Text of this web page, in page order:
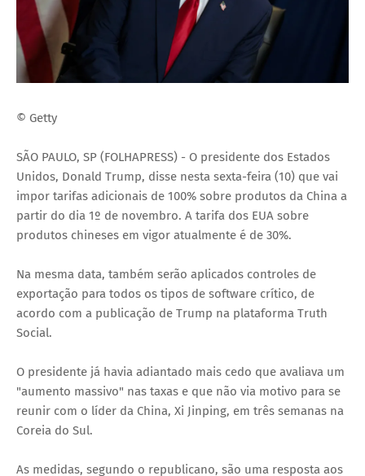
© Getty
SÃO PAULO, SP (FOLHAPRESS) - O presidente dos Estados
Unidos, Donald Trump, disse nesta sexta-feira (10) que vai
impor tarifas adicionais de 100% sobre produtos da China a
partir do dia 1º de novembro. A tarifa dos EUA sobre
produtos chineses em vigor atualmente é de 30%.
Na mesma data, também serão aplicados controles de
exportação para todos os tipos de software crítico, de
acordo com a publicação de Trump na plataforma Truth
Social.
O presidente já havia adiantado mais cedo que avaliava um
"aumento massivo" nas taxas e que não via motivo para se
reunir com o líder da China, Xi Jinping, em três semanas na
Coreia do Sul.
As medidas, segundo o republicano, são uma resposta aos